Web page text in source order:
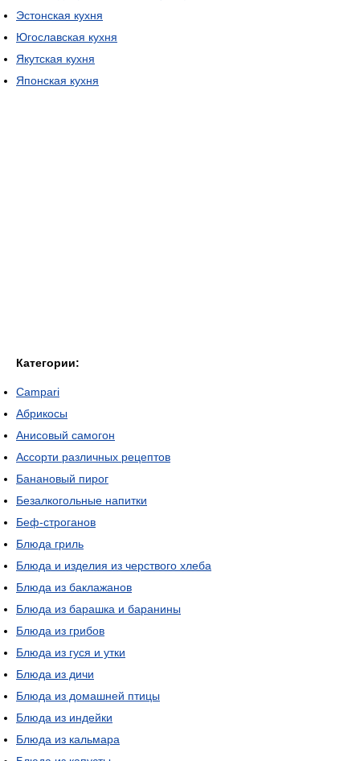
Эстонская кухня
Югославская кухня
Якутская кухня
Японская кухня
Категории:
Campari
Абрикосы
Анисовый самогон
Ассорти различных рецептов
Банановый пирог
Безалкогольные напитки
Беф-строганов
Блюда гриль
Блюда и изделия из черствого хлеба
Блюда из баклажанов
Блюда из барашка и баранины
Блюда из грибов
Блюда из гуся и утки
Блюда из дичи
Блюда из домашней птицы
Блюда из индейки
Блюда из кальмара